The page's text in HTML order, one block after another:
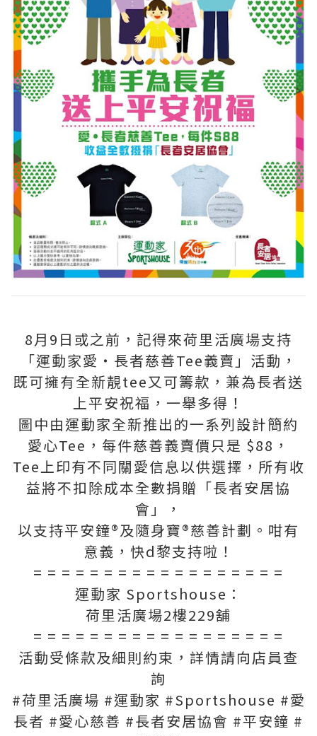
8月9日或之前，記得來荷里活廣場支持
「運動家愛‧長者慈善Tee義賣」活動，
既可擁有全新靚tee又可籌款，兼為長者送
上平安祝福，一舉多得！
圖中由運動家全新推出的一系列設計簡約
愛心Tee，每件慈善義賣價只是 $88，
Tee上印有不同關愛信息以供選擇，所有收
益將不扣除成本全數捐贈「長者安居協
會」，
以支持平安鐘®及隨身寶®慈善計劃。咁有
意義，快d黎支持啦！
= = = = = = = = = = = = = = = = = =
運動家 Sportshouse：
荷里活廣場2樓229舖
= = = = = = = = = = = = = = = = = =
活動受條款及細則約束，詳情請向店員查
詢
‪#‎荷里活廣場‬ ‪#‎運動家‬ ‪#‎Sportshouse‬ ‪#‎愛
長者‬ ‪#‎愛心慈善‬ ‪#‎長者安居協會‬ ‪#‎平安鐘‬ ‪#‎